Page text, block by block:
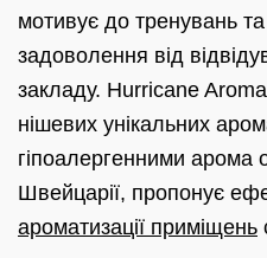
мотивує до тренувань
задоволення від
закладу. Hurricane
нішевих унікальних
гіпоалергенними арома
Швейцарії, пропонує
ароматизації приміщень